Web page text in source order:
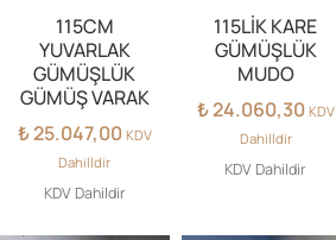
115CM
YUVARLAK
GÜMÜŞLÜK
GÜMÜŞ VARAK
₺25.047,00 KDV
Dahilldir
KDV Dahildir
115LİK KARE
GÜMÜŞLÜK
MUDO
₺24.060,30 KDV
Dahilldir
KDV Dahildir